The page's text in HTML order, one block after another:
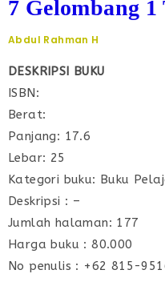
7 Gelombang 1
Abdul Rahman H
DESKRIPSI BUKU
ISBN:
Berat:
Panjang: 17.6
Lebar: 25
Kategori buku: Buku
Deskripsi : –
Jumlah halaman: 177
Harga buku : 80.000
No penulis : +62 815-